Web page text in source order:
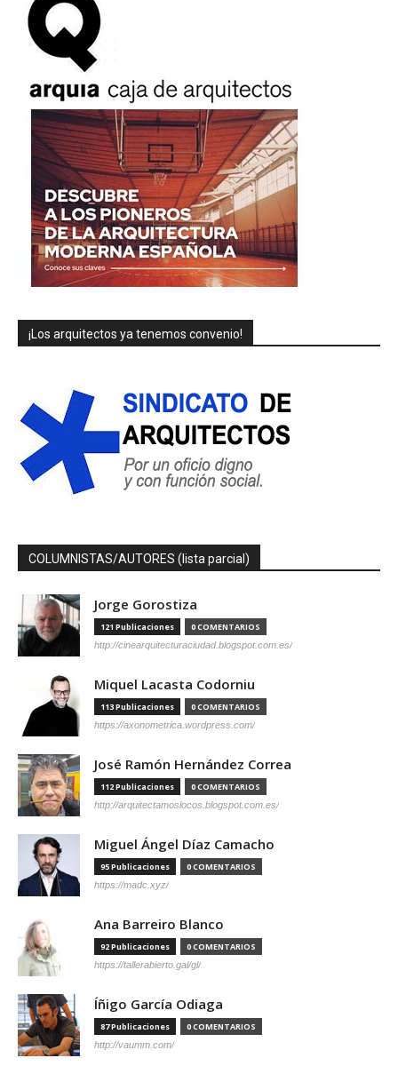
¡Los arquitectos ya tenemos convenio!
COLUMNISTAS/AUTORES (lista parcial)
Jorge Gorostiza
121 Publicaciones 0 COMENTARIOS
http://cinearquitecturaciudad.blogspot.com.es/
Miquel Lacasta Codorniu
113 Publicaciones 0 COMENTARIOS
https://axonometrica.wordpress.com/
José Ramón Hernández Correa
112 Publicaciones 0 COMENTARIOS
http://arquitectamoslocos.blogspot.com.es/
Miguel Ángel Díaz Camacho
95 Publicaciones 0 COMENTARIOS
https://madc.xyz/
Ana Barreiro Blanco
92 Publicaciones 0 COMENTARIOS
https://tallerabierto.gal/gl/
Íñigo García Odiaga
87 Publicaciones 0 COMENTARIOS
http://vaumm.com/